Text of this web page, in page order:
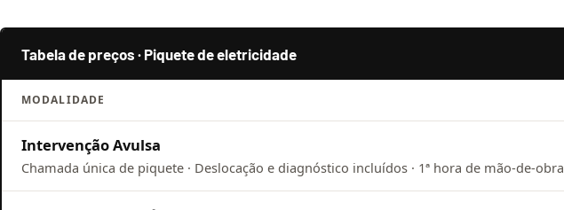
Tabela de preços · Piquete de eletricidade
MODALIDADE
Intervenção Avulsa
Chamada única de piquete · Deslocação e diagnóstico incluídos · 1ª hora de mão-de-obra